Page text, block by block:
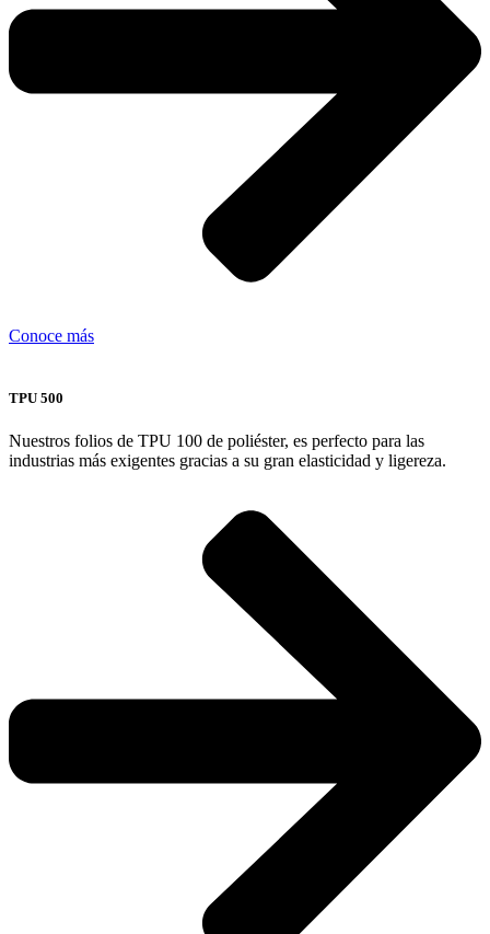
Conoce más
TPU 500
Nuestros folios de TPU 100 de poliéster, es perfecto para las
industrias más exigentes gracias a su gran elasticidad y ligereza.